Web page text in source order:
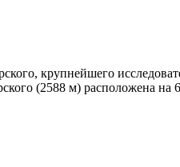
крупнейшего
(2588 м) расположена на